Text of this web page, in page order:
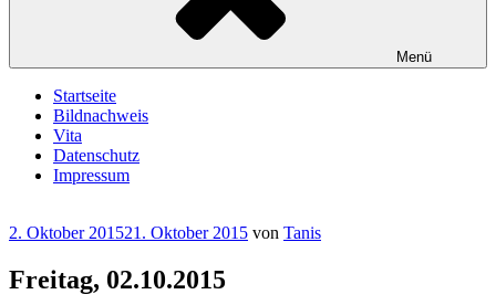
Menü
Startseite
Bildnachweis
Vita
Datenschutz
Impressum
Veröffentlicht
2. Oktober 201521. Oktober 2015 von Tanis
Freitag, 02.10.2015